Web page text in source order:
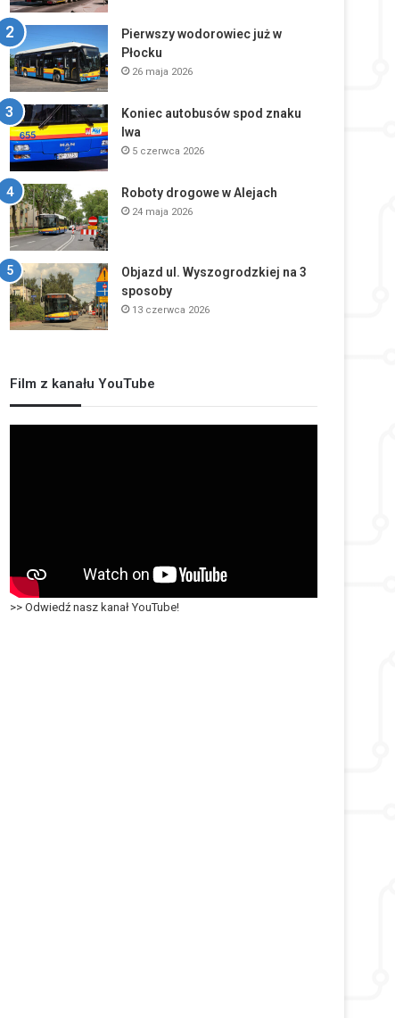
Pierwszy wodorowiec już w
Płocku
26 maja 2026
Koniec autobusów spod znaku
lwa
5 czerwca 2026
Roboty drogowe w Alejach
24 maja 2026
Objazd ul. Wyszogrodzkiej na 3
sposoby
13 czerwca 2026
Film z kanału YouTube
>> Odwiedź nasz kanał YouTube!